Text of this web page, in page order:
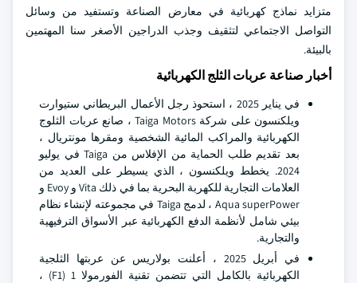
متزايد نماذج كهربائية في معارض الصناعة وتستفيد من وسائل
التواصل الاجتماعي لتثقيف وجذب الدراجين الأصغر سنا المهتمين
بالبيئة.
أخبار صناعة عربات الثلج الكهربائية
في يناير 2025 ، استحوذ رجل الأعمال البريطاني ستيوارت
ويلكنسون على شركة Taiga Motors ، صانع عربات الثلوج
الكهربائية والمراكب المائية الشخصية ومقرها مونتريال ،
بعد تقديم طلب الحماية من الإفلاس من Taiga في يوليو
2024. يخطط ويلكنسون ، الذي يسيطر على العديد من
العلامات التجارية للكهربة البحرية بما في ذلك Vita و Evoy و
Aqua superPower ، لدمج Taiga في مجموعته لإنشاء نظام
بيئي شامل لأنظمة الدفع الكهربائية عبر الأسواق الترفيهية
والتجارية.
في أبريل 2025 ، أعلنت بولاريس عن عربتها الثلجية
الكهربائية بالكامل التي تتضمن تقنية الفورمولا 1 (F1) ،